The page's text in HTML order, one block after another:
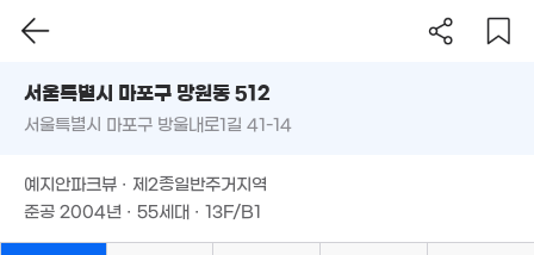
필터 매물 탐색
서울시 마포구 망원동 512
준공 2004년 · 55세대 · 13F/B1
서울특별시 마포구 망원동 512
서울특별시 마포구 방울내로1길 41-14
예지안파크뷰 · 제2종일반주거지역
준공 2004년 · 55세대 · 13F/B1